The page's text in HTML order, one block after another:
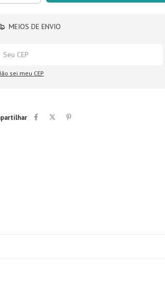
MEIOS DE ENVIO
sei meu CEP